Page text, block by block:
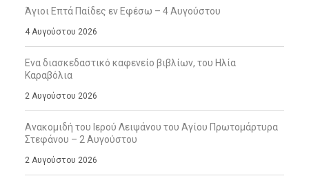
Άγιοι Επτά Παίδες εν Εφέσω – 4 Αυγούστου
4 Αυγούστου 2026
Ενα διασκεδαστικό καφενείο βιβλίων, του Ηλία
Καραβόλια
2 Αυγούστου 2026
Ανακομιδή του Ιερού Λειψάνου του Αγίου Πρωτομάρτυρα
Στεφάνου – 2 Αυγούστου
2 Αυγούστου 2026